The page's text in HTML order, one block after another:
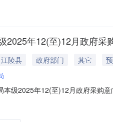
2025年12(至)12月政府采
陵县 政府部门 其它
本级2025年12(至)12月政府采购
采购数量:1项主要功能或目标:广